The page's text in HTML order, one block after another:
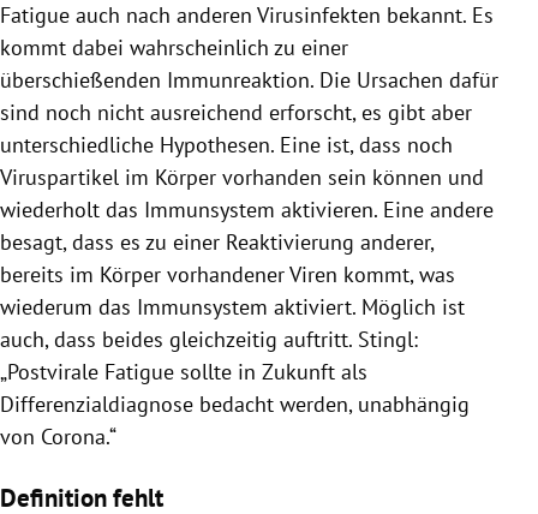
Fatigue auch nach anderen Virusinfekten bekannt. Es
kommt dabei wahrscheinlich zu einer
überschießenden Immunreaktion. Die Ursachen dafür
sind noch nicht ausreichend erforscht, es gibt aber
unterschiedliche Hypothesen. Eine ist, dass noch
Viruspartikel im Körper vorhanden sein können und
wiederholt das Immunsystem aktivieren. Eine andere
besagt, dass es zu einer Reaktivierung anderer,
bereits im Körper vorhandener Viren kommt, was
wiederum das Immunsystem aktiviert. Möglich ist
auch, dass beides gleichzeitig auftritt. Stingl:
„Postvirale Fatigue sollte in Zukunft als
Differenzialdiagnose bedacht werden, unabhängig
von Corona.“
Definition fehlt